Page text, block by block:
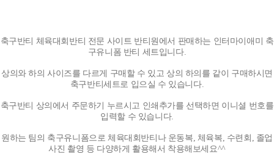
축구반티 체육대회반티 전문 사이트 반티원에서 판매하는 인터마이애미 축
구유니폼 반티 세트입니다.
상의와 하의 사이즈를 다르게 구매할 수 있고 상의 하의를 같이 구매하시면
축구반티세트로 입으실 수 있습니다.
축구반티 상의에서 주문하기 누르시고 인쇄추가를 선택하면 이니셜 번호를
입력할 수 있습니다.
원하는 팀의 축구유니폼으로 체육대회반티나 운동복, 체육복, 수련회, 졸업
사진 촬영 등 다양하게 활용해서 착용해보세요^^